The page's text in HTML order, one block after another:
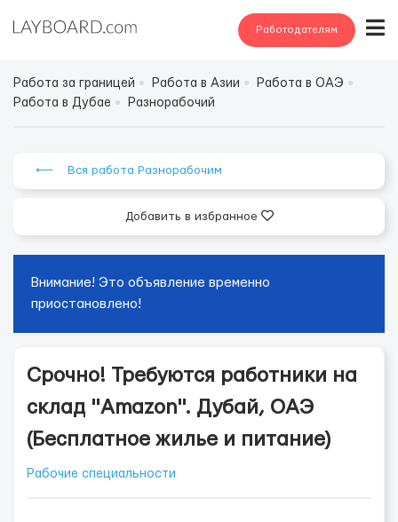
Работодателям
Работа за границей Работа в Азии
Работа в ОАЭ
Работа в Дубае
Разнорабочий
⟵ Вся работа Разнорабочим
Добавить в избранное
Внимание! Это объявление временно
приостановлено!
Срочно! Требуются работники на
склад "Amazon". Дубай, ОАЭ
(Бесплатное жилье и питание)
Рабочие специальности